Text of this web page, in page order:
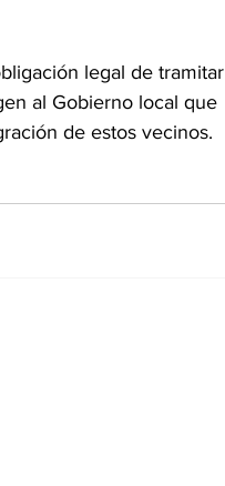
legal de tramitar
al Gobierno local que
de estos vecinos.